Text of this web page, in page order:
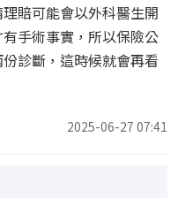
賠可能會以外科醫生開
手術事實，所以保險公
診斷，這時候就會再看
2025-06-27 07:41